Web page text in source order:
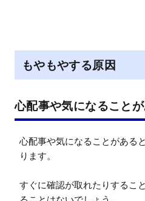
もやもやする原因
心配事や気になること
心配事や気になることがある
ります。
すぐに確認が取れたりするこ